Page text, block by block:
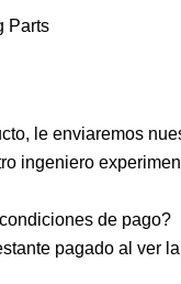
le enviaremos
ingeniero
de pago?
pagado al ver